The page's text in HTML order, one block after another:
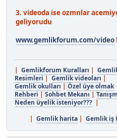
3. videoda ise ozmnlar
geliyorudu
www.gemlikforum.com/video
| Gemlikforum Kuralları |
Resimleri | Gemlik videoları |
Gemlik okulları | Özel üye olmak
Rehberi | Sohbet Mekanı |
Neden üyelik isteniyor??? |
| Gemlik harita | Gemlik iş